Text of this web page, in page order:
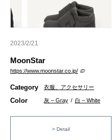
2023/2/21
MoonStar
https://www.moonstar.co.jp/
Category 衣服、アクセサリー
Color 灰 – Gray / 白 – White
> Detail